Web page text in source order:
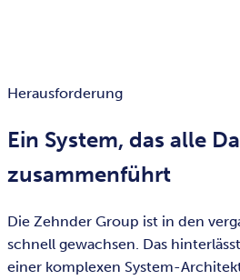
Herausforderung
Ein System, das alle
zusammenführt
Die Zehnder Group ist in den
schnell gewachsen. Das
einer komplexen System-